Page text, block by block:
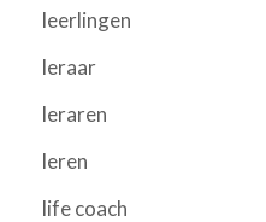
leerlingen
leraar
leraren
leren
life coach